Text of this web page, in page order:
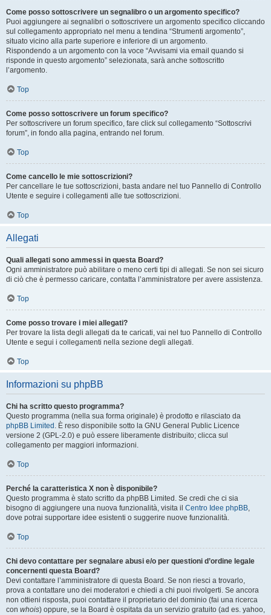
Come posso sottoscrivere un segnalibro o un argomento specifico?
Puoi aggiungere ai segnalibri o sottoscrivere un argomento specifico cliccando
sul collegamento appropriato nel menu a tendina “Strumenti argomento”,
situato vicino alla parte superiore e inferiore di un argomento.
Rispondendo a un argomento con la voce “Avvisami via email quando si
risponde in questo argomento” selezionata, sarà anche sottoscritto
l’argomento.
Top
Come posso sottoscrivere un forum specifico?
Per sottoscrivere un forum specifico, fare click sul collegamento “Sottoscrivi
forum”, in fondo alla pagina, entrando nel forum.
Top
Come cancello le mie sottoscrizioni?
Per cancellare le tue sottoscrizioni, basta andare nel tuo Pannello di Controllo
Utente e seguire i collegamenti alle tue sottoscrizioni.
Top
Allegati
Quali allegati sono ammessi in questa Board?
Ogni amministratore può abilitare o meno certi tipi di allegati. Se non sei sicuro
di ciò che è permesso caricare, contatta l’amministratore per avere assistenza.
Top
Come posso trovare i miei allegati?
Per trovare la lista degli allegati da te caricati, vai nel tuo Pannello di Controllo
Utente e segui i collegamenti nella sezione degli allegati.
Top
Informazioni su phpBB
Chi ha scritto questo programma?
Questo programma (nella sua forma originale) è prodotto e rilasciato da
phpBB Limited . È reso disponibile sotto la GNU General Public Licence
versione 2 (GPL-2.0) e può essere liberamente distribuito; clicca sul
collegamento per maggiori informazioni.
Top
Perché la caratteristica X non è disponibile?
Questo programma è stato scritto da phpBB Limited. Se credi che ci sia
bisogno di aggiungere una nuova funzionalità, visita il Centro Idee phpBB,
dove potrai supportare idee esistenti o suggerire nuove funzionalità.
Top
Chi devo contattare per segnalare abusi e/o per questioni d’ordine legale
concernenti questa Board?
Devi contattare l’amministratore di questa Board. Se non riesci a trovarlo,
prova a contattare uno dei moderatori e chiedi a chi puoi rivolgerti. Se ancora
non ottieni risposta, puoi contattare il proprietario del dominio (fai una ricerca
con whois) oppure, se la Board è ospitata da un servizio gratuito (ad es. yahoo,